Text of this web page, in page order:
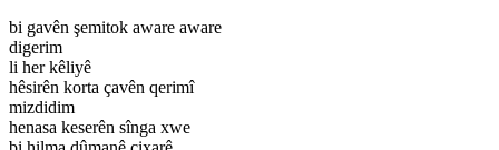
bi gavên şemitok aware aware
digerim
li her kêliyê
hêsirên korta çavên qerimî
mizdidim
henasa keserên sînga xwe